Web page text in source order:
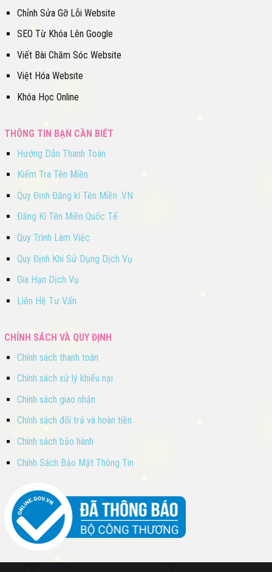
Chỉnh Sửa Gỡ Lỗi Website
SEO Từ Khóa Lên Google
Viết Bài Chăm Sóc Website
Việt Hóa Website
Khóa Học Online
THÔNG TIN BẠN CẦN BIẾT
Hướng Dẫn Thanh Toán
Kiểm Tra Tên Miền
Quy Định Đăng kí Tên Miền .VN
Đăng Kí Tên Miền Quốc Tế
Quy Trình Làm Việc
Quy Định Khi Sử Dụng Dịch Vụ
Gia Hạn Dịch Vụ
Liên Hệ Tư Vấn
CHÍNH SÁCH VÀ QUY ĐỊNH
Chính sách thanh toán
Chính sách xử lý khiếu nại
Chính sách giao nhận
Chính sách đổi trả và hoàn tiền
Chính sách bảo hành
Chính Sách Bảo Mật Thông Tin